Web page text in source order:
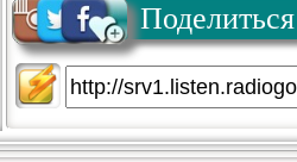
Поделиться